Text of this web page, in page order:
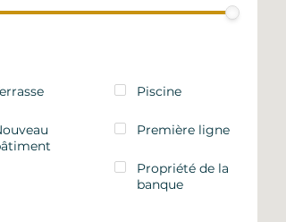
Piscine
Première ligne
Propriété de la
banque